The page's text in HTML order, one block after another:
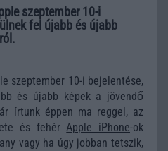
szeptember 10-i
fel újabb és újabb
szeptember 10-i bejelentése,
és újabb képek a jövendő
írtunk éppen ma reggel, az
és fehérApple iPhone-ok
vagy ha úgy jobban tetszik,